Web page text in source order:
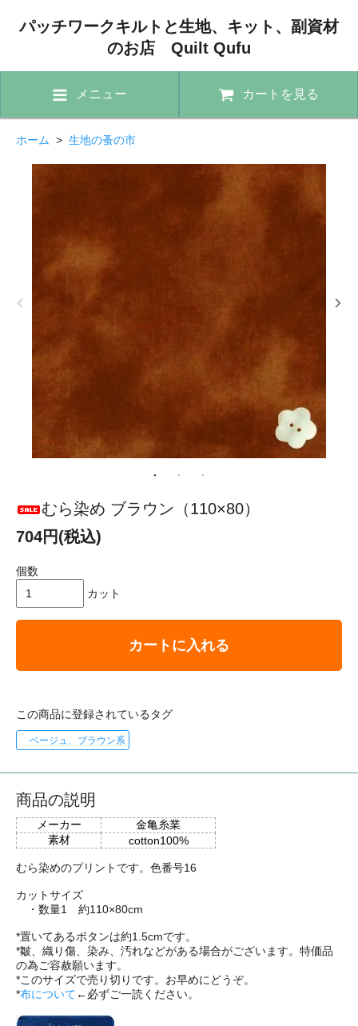
パッチワークキルトと生地、キット、副資材
のお店 Quilt Qufu
メニュー カートを見る
ホーム > 生地の蚤の市
むら染め ブラウン（110×80）
704円(税込)
個数
カット
カートに入れる
この商品に登録されているタグ
ベージュ、ブラウン系
商品の説明
メーカー
金亀糸業
素材
cotton100%
むら染めのプリントです。色番号16
カットサイズ
・数量1 約110×80cm
*置いてあるボタンは約1.5cmです。
*皺、織り傷、染み、汚れなどがある場合がございます。特価品
の為ご容赦願います。
*このサイズで売り切りです。お早めにどうぞ。
*布について ←必ずご一読ください。